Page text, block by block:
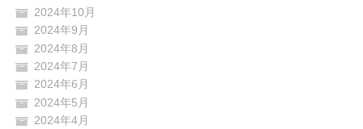
2024年10月
2024年9月
2024年8月
2024年7月
2024年6月
2024年5月
2024年4月